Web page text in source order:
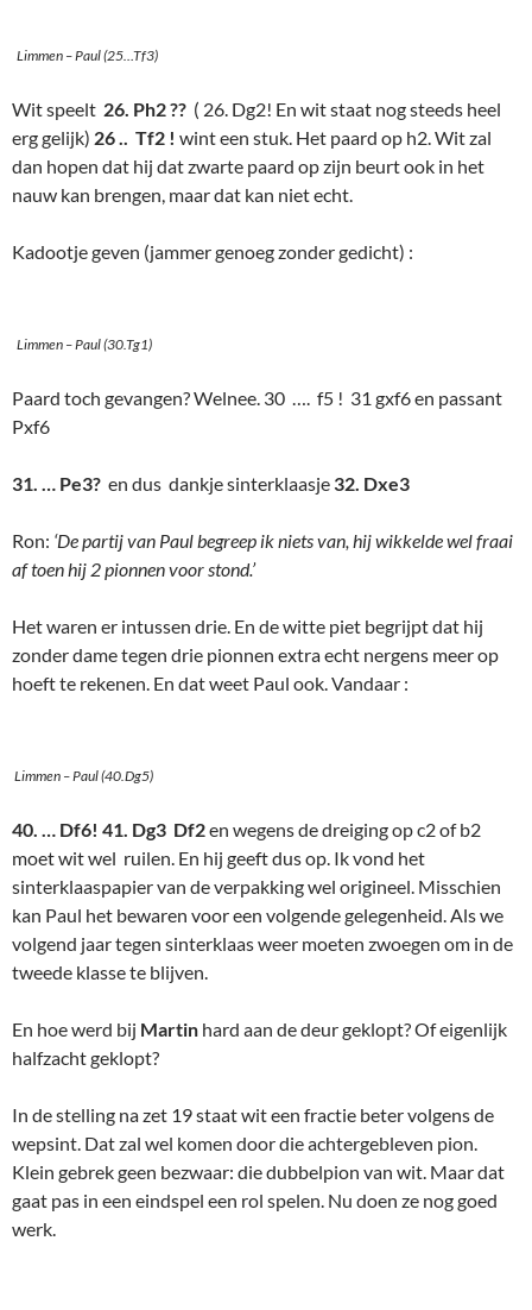
Limmen – Paul (25…Tf3)
Wit speelt 26. Ph2 ?? ( 26. Dg2! En wit staat nog steeds heel
erg gelijk) 26 .. Tf2 ! wint een stuk. Het paard op h2. Wit zal
dan hopen dat hij dat zwarte paard op zijn beurt ook in het
nauw kan brengen, maar dat kan niet echt.
Kadootje geven (jammer genoeg zonder gedicht) :
Limmen – Paul (30.Tg1)
Paard toch gevangen? Welnee. 30 …. f5 ! 31 gxf6 en passant
Pxf6
31. … Pe3? en dus dankje sinterklaasje 32. Dxe3
Ron: ‘De partij van Paul begreep ik niets van, hij wikkelde wel fraai
af toen hij 2 pionnen voor stond.’
Het waren er intussen drie. En de witte piet begrijpt dat hij
zonder dame tegen drie pionnen extra echt nergens meer op
hoeft te rekenen. En dat weet Paul ook. Vandaar :
Limmen – Paul (40.Dg5)
40. … Df6! 41. Dg3 Df2en wegens de dreiging op c2 of b2
moet wit wel ruilen. En hij geeft dus op. Ik vond het
sinterklaaspapier van de verpakking wel origineel. Misschien
kan Paul het bewaren voor een volgende gelegenheid. Als we
volgend jaar tegen sinterklaas weer moeten zwoegen om in de
tweede klasse te blijven.
En hoe werd bij Martin hard aan de deur geklopt? Of eigenlijk
halfzacht geklopt?
In de stelling na zet 19 staat wit een fractie beter volgens de
wepsint. Dat zal wel komen door die achtergebleven pion.
Klein gebrek geen bezwaar: die dubbelpion van wit. Maar dat
gaat pas in een eindspel een rol spelen. Nu doen ze nog goed
werk.